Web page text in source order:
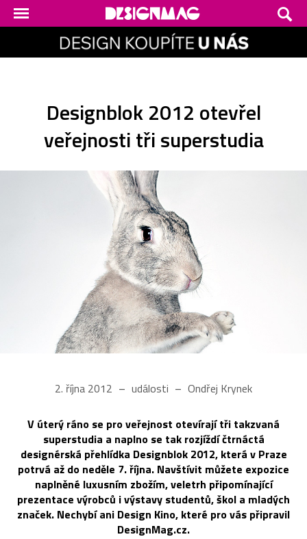
Designblok 2012 otevřel
veřejnosti tři superstudia
2. října 2012 události Ondřej Krynek
V úterý ráno se pro veřejnost otevírají tři takzvaná
superstudia a naplno se tak rozjíždí čtrnáctá
designérská přehlídka Designblok 2012, která v Praze
potrvá až do neděle 7. října. Navštívit můžete expozice
naplněné luxusním zbožím, veletrh připomínající
prezentace výrobců i výstavy studentů, škol a mladých
značek. Nechybí ani Design Kino, které pro vás připravil
DesignMag.cz.